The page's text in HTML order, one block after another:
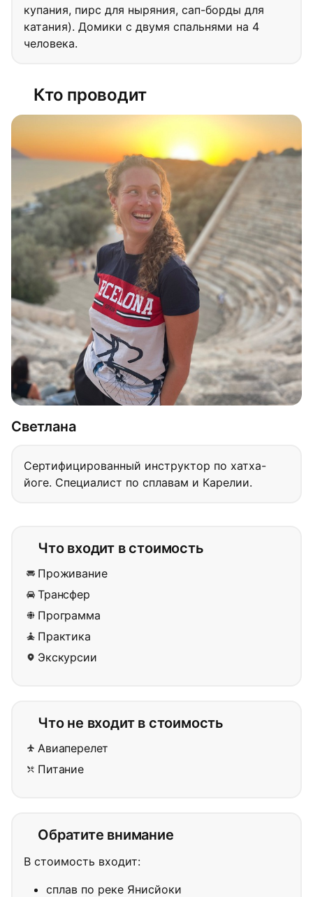
купания, пирс для ныряния, сап-борды для
катания). Домики с двумя спальнями на 4
человека.
Кто проводит
Светлана
Сертифицированный инструктор по хатха-
йоге. Специалист по сплавам и Карелии.
Что входит в стоимость
Проживание
Трансфер
Программа
Практика
Экскурсии
Что не входит в стоимость
Авиаперелет
Питание
Обратите внимание
В стоимость входит:
сплав по реке Янисйоки